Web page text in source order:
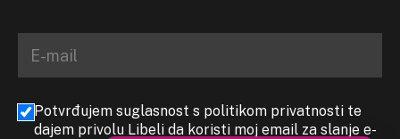
Potvrđujem suglasnost s politikom privatnosti te
dajem privolu Libeli da koristi moj email za slanje e-